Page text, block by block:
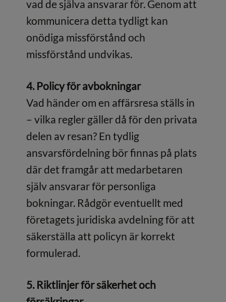
vad de själva ansvarar för. Genom att
kommunicera detta tydligt kan
onödiga missförstånd och
missförstånd undvikas.
4. Policy för avbokningar
Vad händer om en affärsresa ställs in
– vilka regler gäller då för den privata
delen av resan? En tydlig
ansvarsfördelning bör finnas på plats
där det framgår att medarbetaren
själv ansvarar för personliga
bokningar. Rådgör eventuellt med
företagets juridiska avdelning för att
säkerställa att policyn är korrekt
formulerad.
5. Riktlinjer för säkerhet och